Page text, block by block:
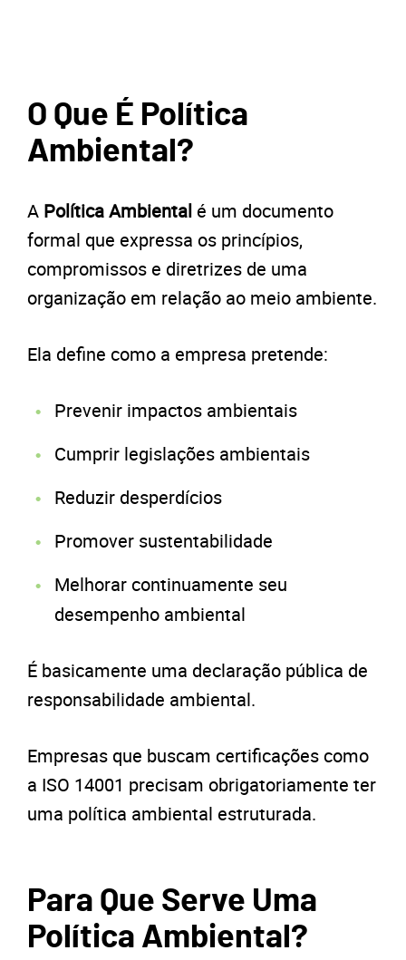
O Que É Política
Ambiental?
A Política Ambiental é um documento
formal que expressa os princípios,
compromissos e diretrizes de uma
organização em relação ao meio ambiente.
Ela define como a empresa pretende:
Prevenir impactos ambientais
Cumprir legislações ambientais
Reduzir desperdícios
Promover sustentabilidade
Melhorar continuamente seu
desempenho ambiental
É basicamente uma declaração pública de
responsabilidade ambiental.
Empresas que buscam certificações como
a ISO 14001 precisam obrigatoriamente ter
uma política ambiental estruturada.
Para Que Serve Uma
Política Ambiental?